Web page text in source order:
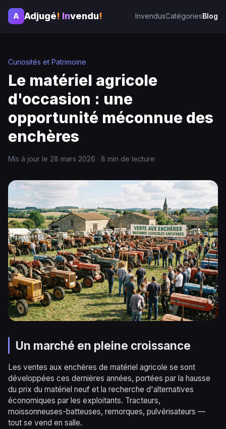
A Adjugé! Invendu! InvendusCatégoriesBlog
Curiosités et Patrimoine
Le matériel agricole
d'occasion : une
opportunité méconnue des
enchères
Mis à jour le 28 mars 2026 · 8 min de lecture
Un marché en pleine croissance
Les ventes aux enchères de matériel agricole se sont
développées ces dernières années, portées par la hausse
du prix du matériel neuf et la recherche d'alternatives
économiques par les exploitants. Tracteurs,
moissonneuses-batteuses, remorques, pulvérisateurs —
tout se vend en salle.